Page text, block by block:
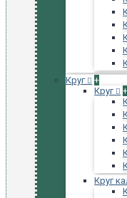
Круг
+
Круг
+
Круг